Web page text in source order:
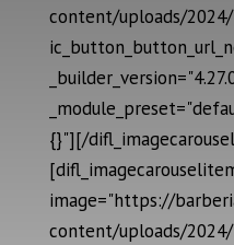
content/uploads/
{}"][/
image="https://
content/uploads/